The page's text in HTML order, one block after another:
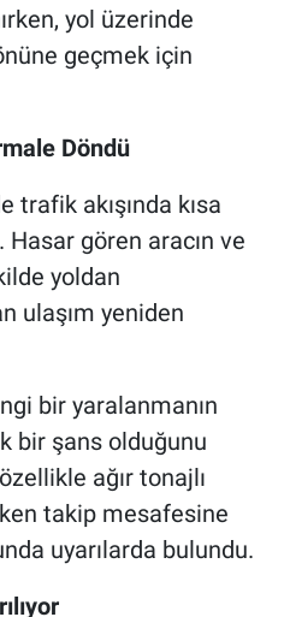
yol üzerinde
geçmek için
Döndü
trafik akışında kısa
gören aracın ve
yoldan
ulaşım yeniden
bir yaralanmanın
bir şans olduğunu
ağır tonajlı
takip mesafesine
uyarılarda bulundu.